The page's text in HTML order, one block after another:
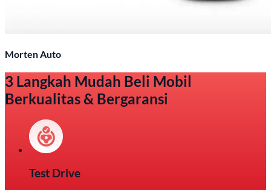
Morten Auto
3 Langkah Mudah Beli Mobil
Berkualitas & Bergaransi
Test Drive